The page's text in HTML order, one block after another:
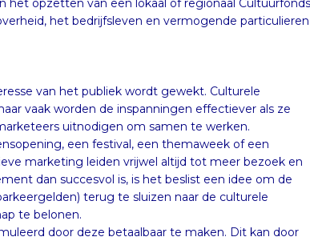
van het publiek wordt gewekt. Culturele
vaak worden de inspanningen effectiever als ze
uitnodigen om samen te werken.
een festival, een themaweek of een
leiden vrijwel altijd tot meer bezoek en
dan succesvol is, is het beslist een idee om de
terug te sluizen naar de culturele
te belonen.
door deze betaalbaar te maken. Dit kan door
een kortingspas of een algemene cultuurpas in te